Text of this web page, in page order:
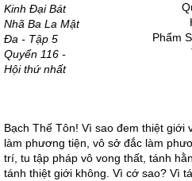
Kinh Đại Bát
Nhã Ba La Mật
Đa - Tập 5
Quyển 116 -
Hội thứ nhất
Phẩm
Bạch Thế Tôn! Vì sao đem thiệt giới
làm phương tiện, vô sở đắc làm
trí, tu tập pháp vô vong thất, tánh
tánh thiệt giới không. Vì cớ sao? Vì